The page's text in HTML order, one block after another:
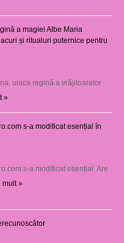
a magiei Albe Maria
și ritualuri puternice pentru
unica regină a vrăjitoarelor
»
s-a modificat esențial în
s-a modificat esențial. Are
mult »